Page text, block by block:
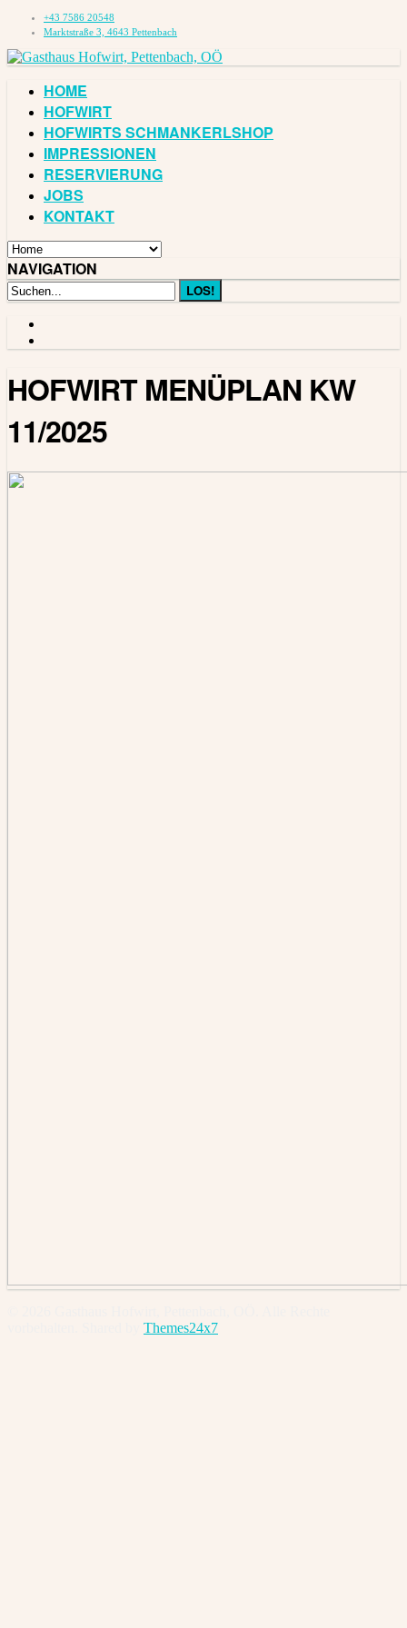
+43 7586 20548
Marktstraße 3, 4643 Pettenbach
HOME
HOFWIRT
HOFWIRTS SCHMANKERLSHOP
IMPRESSIONEN
RESERVIERUNG
JOBS
KONTAKT
NAVIGATION
HOFWIRT MENÜPLAN KW
11/2025
Themes24x7